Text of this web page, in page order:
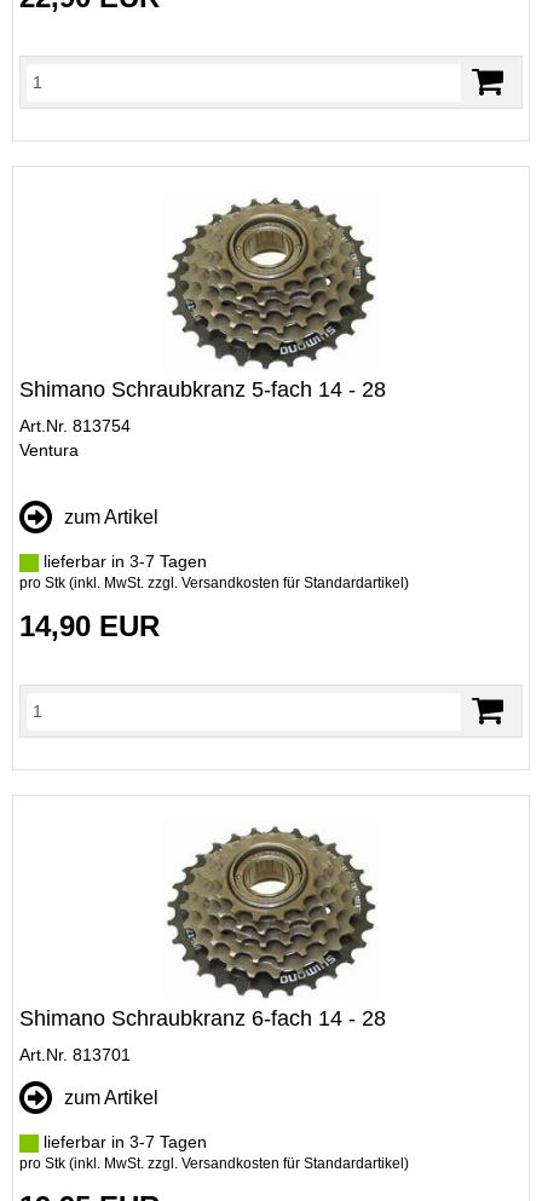
Shimano Schraubkranz 5-fach 14 - 28
Art.Nr. 813754
Ventura
zum Artikel
lieferbar in 3-7 Tagen
pro Stk (inkl. MwSt. zzgl. Versandkosten für Standardartikel )
14,90 EUR
Shimano Schraubkranz 6-fach 14 - 28
Art.Nr. 813701
zum Artikel
lieferbar in 3-7 Tagen
pro Stk (inkl. MwSt. zzgl. Versandkosten für Standardartikel )